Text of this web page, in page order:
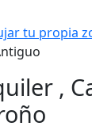
tu propia
,